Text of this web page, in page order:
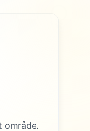
område.